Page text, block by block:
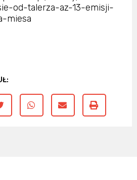
od-talerza-az-13-emisji-
miesa